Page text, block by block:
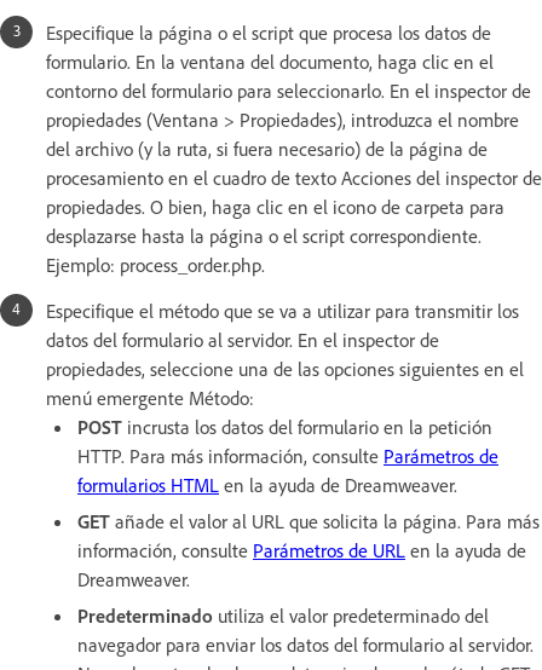
Especifique la página o el script que procesa los datos de
formulario. En la ventana del documento, haga clic en el
contorno del formulario para seleccionarlo. En el inspector de
propiedades (Ventana > Propiedades), introduzca el nombre
del archivo (y la ruta, si fuera necesario) de la página de
procesamiento en el cuadro de texto Acciones del inspector de
propiedades. O bien, haga clic en el icono de carpeta para
desplazarse hasta la página o el script correspondiente.
Ejemplo: process_order.php.
Especifique el método que se va a utilizar para transmitir los
datos del formulario al servidor. En el inspector de
propiedades, seleccione una de las opciones siguientes en el
menú emergente Método:
POST incrusta los datos del formulario en la petición
HTTP. Para más información, consulte Parámetros de
formularios HTML en la ayuda de Dreamweaver.
GET añade el valor al URL que solicita la página. Para más
información, consulte Parámetros de URL en la ayuda de
Dreamweaver.
Predeterminado utiliza el valor predeterminado del
navegador para enviar los datos del formulario al servidor.